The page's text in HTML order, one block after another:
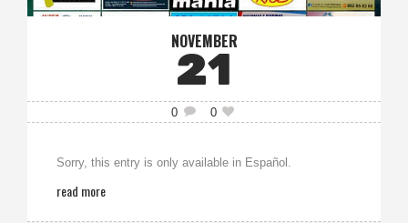
NOVEMBER
21
0 0
Sorry, this entry is only available in Español.
read more